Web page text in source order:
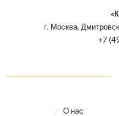
г. Москва,
+7
О нас